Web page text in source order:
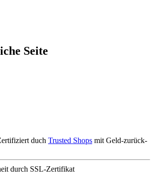
Seite
duch Trusted Shops mit Geld-zurück-
durch SSL-Zertifikat